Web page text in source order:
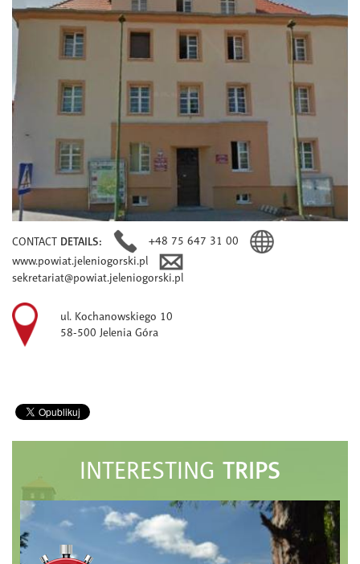
CONTACT DETAILS:
+48 75 647 31 00
www.powiat.jeleniogorski.pl
sekretariat@powiat.jeleniogorski.pl
ul. Kochanowskiego 10
58-500 Jelenia Góra
INTERESTING TRIPS